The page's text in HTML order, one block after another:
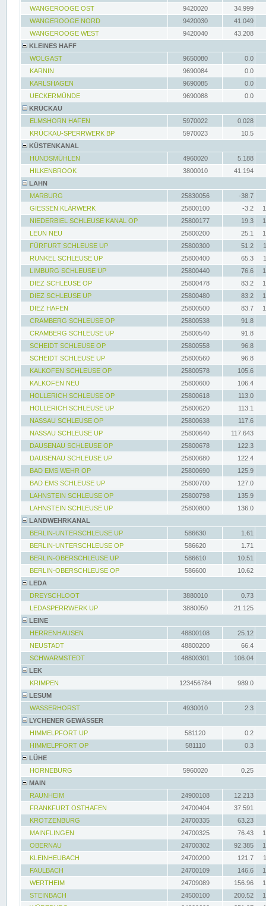
WANGEROOGE OST
9420020
34.999
WANGEROOGE NORD
9420030
41.049
WANGEROOGE WEST
9420040
43.208
KLEINES HAFF
WOLGAST
9650080
0.0
KARNIN
9690084
0.0
KARLSHAGEN
9690085
0.0
UECKERMÜNDE
9690088
0.0
KRÜCKAU
ELMSHORN HAFEN
5970022
0.028
KRÜCKAU-SPERRWERK BP
5970023
10.5
KÜSTENKANAL
HUNDSMÜHLEN
4960020
5.188
HILKENBROOK
3800010
41.194
LAHN
MARBURG
25830056
-38.7
GIESSEN KLÄRWERK
25800100 -3.2
NIEDERBIEL SCHLEUSE KANAL OP
25800177 19.3
LEUN NEU
25800200 25.1
FÜRFURT SCHLEUSE UP
25800300 51.2
RUNKEL SCHLEUSE UP
25800400 65.3
LIMBURG SCHLEUSE UP
25800440 76.6
DIEZ SCHLEUSE OP
25800478 83.2
DIEZ SCHLEUSE UP
25800480 83.2
DIEZ HAFEN
25800500 83.7
CRAMBERG SCHLEUSE OP
25800538
91.8
CRAMBERG SCHLEUSE UP
25800540
91.8
SCHEIDT SCHLEUSE OP
25800558
96.8
SCHEIDT SCHLEUSE UP
25800560
96.8
KALKOFEN SCHLEUSE OP
25800578
105.6
KALKOFEN NEU
25800600
106.4
HOLLERICH SCHLEUSE OP
25800618
113.0
HOLLERICH SCHLEUSE UP
25800620
113.1
NASSAU SCHLEUSE OP
25800638
117.6
NASSAU SCHLEUSE UP
25800640
117.643
DAUSENAU SCHLEUSE OP
25800678
122.3
DAUSENAU SCHLEUSE UP
25800680
122.4
BAD EMS WEHR OP
25800690
125.9
BAD EMS SCHLEUSE UP
25800700
127.0
LAHNSTEIN SCHLEUSE OP
25800798
135.9
LAHNSTEIN SCHLEUSE UP
25800800
136.0
LANDWEHRKANAL
BERLIN-UNTERSCHLEUSE UP
586630
1.61
BERLIN-UNTERSCHLEUSE OP
586620
1.71
BERLIN-OBERSCHLEUSE UP
586610
10.51
BERLIN-OBERSCHLEUSE OP
586600
10.62
LEDA
DREYSCHLOOT
3880010
0.73
LEDASPERRWERK UP
3880050
21.125
LEINE
HERRENHAUSEN
48800108
25.12
NEUSTADT
48800200
66.4
SCHWARMSTEDT
48800301
106.04
LEK
KRIMPEN
123456784
989.0
LESUM
WASSERHORST
4930010
2.3
LYCHENER GEWÄSSER
HIMMELPFORT UP
581120
0.2
HIMMELPFORT OP
581110
0.3
LÜHE
HORNEBURG
5960020
0.25
MAIN
RAUNHEIM
24900108
12.213
FRANKFURT OSTHAFEN
24700404
37.591
KROTZENBURG
24700335
63.23
MAINFLINGEN
24700325 76.43
OBERNAU
24700302 92.385
KLEINHEUBACH
24700200 121.7
FAULBACH
24700109 146.6
WERTHEIM
24709089 156.96
STEINBACH
24500100 200.52